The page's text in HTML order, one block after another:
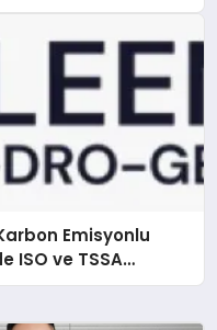
Emisyonlu
ISO ve TSSA